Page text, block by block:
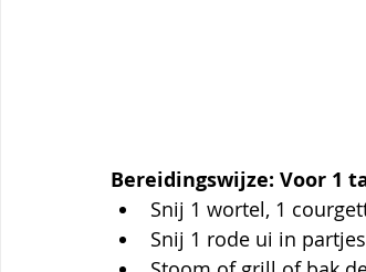
Bereidingswijze: Voor 1
Snij 1 wortel, 1
Snij 1 rode ui in